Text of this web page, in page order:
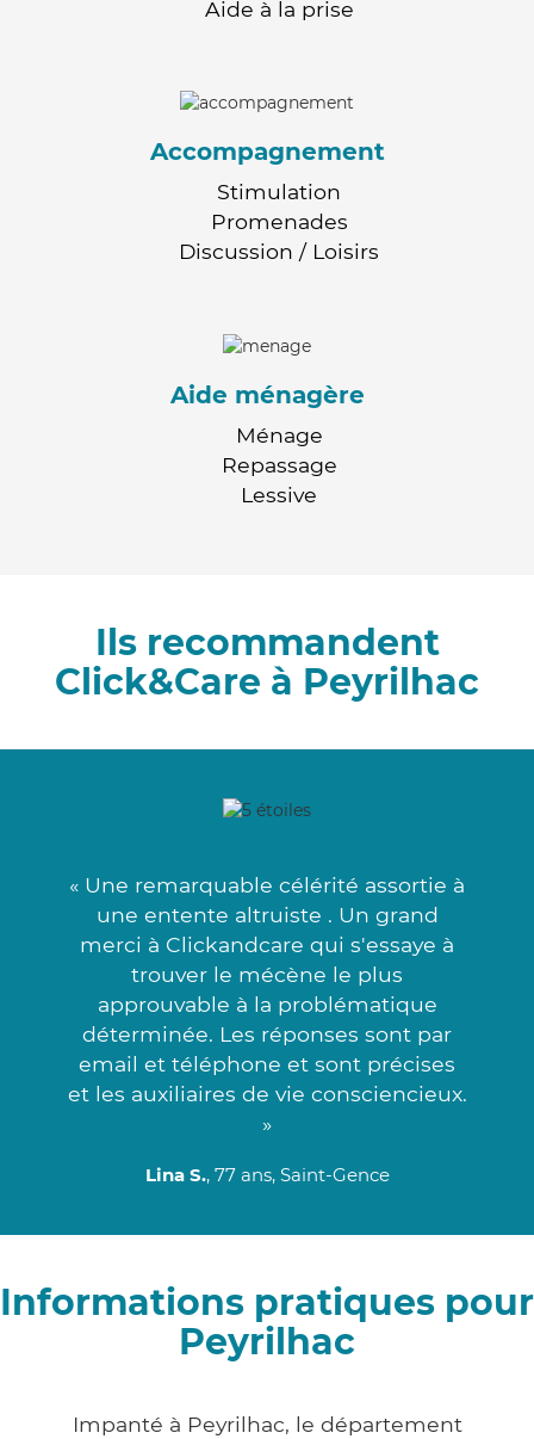
Aide à la prise
Accompagnement
Stimulation
Promenades
Discussion / Loisirs
Aide ménagère
Ménage
Repassage
Lessive
Ils recommandent
Click&Care à Peyrilhac
« Une remarquable célérité assortie à
une entente altruiste . Un grand
merci à Clickandcare qui s'essaye à
trouver le mécène le plus
approuvable à la problématique
déterminée. Les réponses sont par
email et téléphone et sont précises
et les auxiliaires de vie consciencieux.
»
Lina S., 77 ans, Saint-Gence
Informations pratiques pour
Peyrilhac
Impanté à Peyrilhac, le département